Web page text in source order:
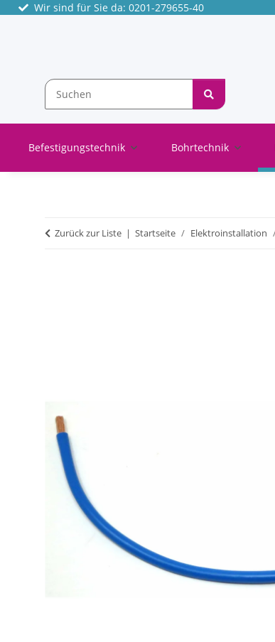
Wir sind für Sie da: 0201-279655-40
Befestigungstechnik Bohrtechnik
Zurück zur Liste Startseite Elektroinstallation